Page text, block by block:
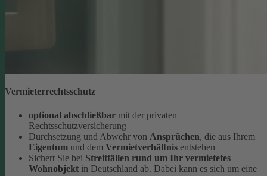
Vermieterrechtsschutz
optional abschließbar mit der privaten
Rechtsschutzversicherung
Durchsetzung und Abwehr von Ansprüchen, die aus Ihrem
Eigentum und dem Vermietverhältnis entstehen
Sichert Sie bei Streitfällen rund um Ihr vermietetes
Wohnobjekt in Deutschland ab. Dabei kann es sich um eine